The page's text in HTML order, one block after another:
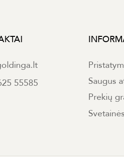
55585
Saugus
Prekių